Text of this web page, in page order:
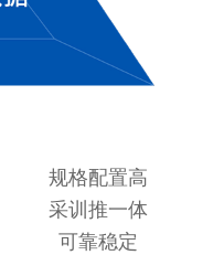
规格配置高
采训推一体
可靠稳定